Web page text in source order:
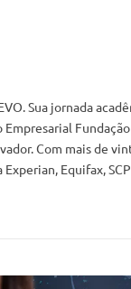
Sua jornada
Com mais de
Equifax,